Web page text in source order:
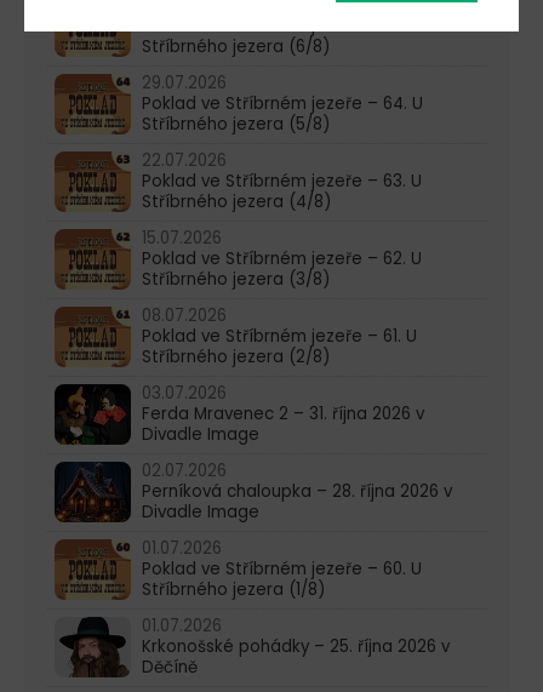
Poklad ve Stříbrném jezeře – 65. U
Stříbrného jezera (6/8)
29.07.2026
Poklad ve Stříbrném jezeře – 64. U
Stříbrného jezera (5/8)
22.07.2026
Poklad ve Stříbrném jezeře – 63. U
Stříbrného jezera (4/8)
15.07.2026
Poklad ve Stříbrném jezeře – 62. U
Stříbrného jezera (3/8)
08.07.2026
Poklad ve Stříbrném jezeře – 61. U
Stříbrného jezera (2/8)
03.07.2026
Ferda Mravenec 2 – 31. října 2026 v
Divadle Image
02.07.2026
Perníková chaloupka – 28. října 2026 v
Divadle Image
01.07.2026
Poklad ve Stříbrném jezeře – 60. U
Stříbrného jezera (1/8)
01.07.2026
Krkonošské pohádky – 25. října 2026 v
Děčíně